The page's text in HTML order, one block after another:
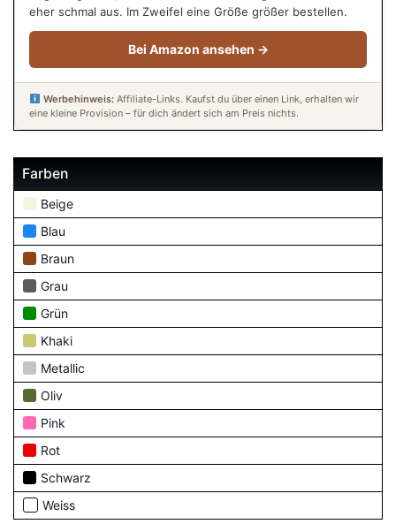
eher schmal aus. Im Zweifel eine Größe größer bestellen.
Bei Amazon ansehen →
Werbehinweis:Affiliate-Links. Kaufst du über einen Link, erhalten wir
eine kleine Provision – für dich ändert sich am Preis nichts.
Farben
Beige
Blau
Braun
Grau
Grün
Khaki
Metallic
Oliv
Pink
Rot
Schwarz
Weiss